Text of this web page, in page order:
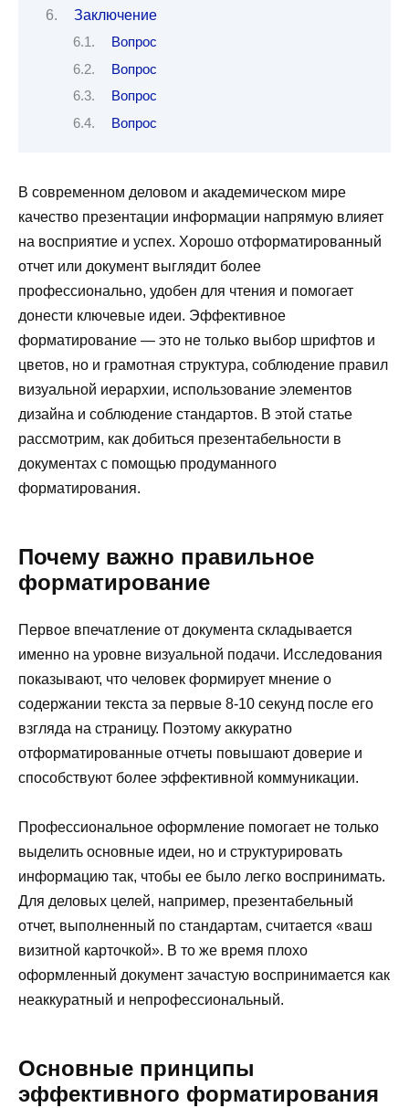
Заключение
Вопрос
Вопрос
Вопрос
Вопрос
В современном деловом и академическом мире
качество презентации информации напрямую влияет
на восприятие и успех. Хорошо отформатированный
отчет или документ выглядит более
профессионально, удобен для чтения и помогает
донести ключевые идеи. Эффективное
форматирование — это не только выбор шрифтов и
цветов, но и грамотная структура, соблюдение правил
визуальной иерархии, использование элементов
дизайна и соблюдение стандартов. В этой статье
рассмотрим, как добиться презентабельности в
документах с помощью продуманного
форматирования.
Почему важно правильное
форматирование
Первое впечатление от документа складывается
именно на уровне визуальной подачи. Исследования
показывают, что человек формирует мнение о
содержании текста за первые 8-10 секунд после его
взгляда на страницу. Поэтому аккуратно
отформатированные отчеты повышают доверие и
способствуют более эффективной коммуникации.
Профессиональное оформление помогает не только
выделить основные идеи, но и структурировать
информацию так, чтобы ее было легко воспринимать.
Для деловых целей, например, презентабельный
отчет, выполненный по стандартам, считается «ваш
визитной карточкой». В то же время плохо
оформленный документ зачастую воспринимается как
неаккуратный и непрофессиональный.
Основные принципы
эффективного форматирования